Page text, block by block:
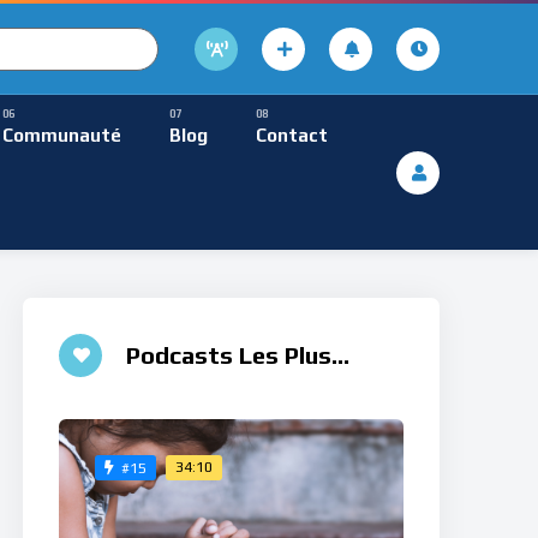
Lecture
Communauté Blog Contact
Méditative
Podcasts Les Plus
#15 34:10